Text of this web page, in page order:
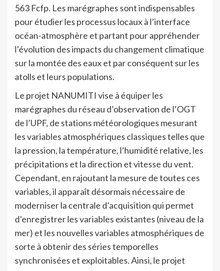
563 Fcfp. Les marégraphes sont indispensables
pour étudier les processus locaux à l’interface
océan-atmosphère et partant pour appréhender
l’évolution des impacts du changement climatique
sur la montée des eaux et par conséquent sur les
atolls et leurs populations.
Le projet NANUMITI vise à équiper les
marégraphes du réseau d’observation de l’OGT
de l’UPF, de stations météorologiques mesurant
les variables atmosphériques classiques telles que
la pression, la température, l’humidité relative, les
précipitations et la direction et vitesse du vent.
Cependant, en rajoutant la mesure de toutes ces
variables, il apparaît désormais nécessaire de
moderniser la centrale d’acquisition qui permet
d’enregistrer les variables existantes (niveau de la
mer) et les nouvelles variables atmosphériques de
sorte à obtenir des séries temporelles
synchronisées et exploitables. Ainsi, le projet